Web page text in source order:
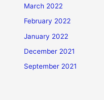
March 2022
February 2022
January 2022
December 2021
September 2021